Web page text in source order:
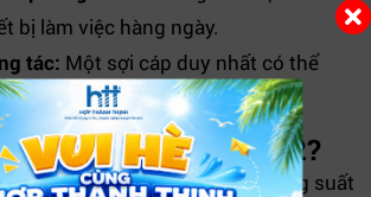
bị làm việc hàng ngày.
tác: Một sợi cáp duy nhất có thể
bị khác nhau.
lựa chọn JASOZ D122?
sạc cho laptop hoặc thiết bị công suất